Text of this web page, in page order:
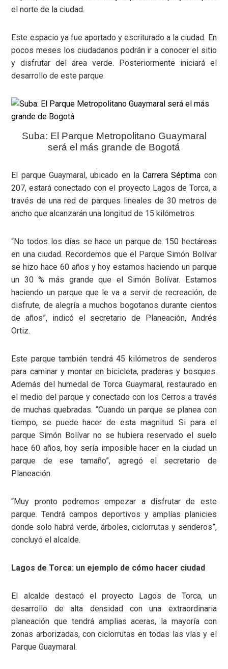
el norte de la ciudad.
Este espacio ya fue aportado y escriturado a la ciudad. En
pocos meses los ciudadanos podrán ir a conocer el sitio
y disfrutar del área verde. Posteriormente iniciará el
desarrollo de este parque.
Suba: El Parque Metropolitano Guaymaral
será el más grande de Bogotá
El parque Guaymaral, ubicado en laCarrera Séptima con
207, estará conectado con el proyecto Lagos de Torca, a
través de una red de parques lineales de 30 metros de
ancho que alcanzarán una longitud de 15 kilómetros.
“No todos los días se hace un parque de 150 hectáreas
en una ciudad. Recordemos que el Parque Simón Bolívar
se hizo hace 60 años y hoy estamos haciendo un parque
un 30 % más grande que el Simón Bolívar. Estamos
haciendo un parque que le va a servir de recreación, de
disfrute, de alegría a muchos bogotanos durante cientos
de años”, indicó el secretario de Planeación, Andrés
Ortiz.
Este parque también tendrá 45 kilómetros de senderos
para caminar y montar en bicicleta, praderas y bosques.
Además del humedal de Torca Guaymaral, restaurado en
el medio del parque y conectado con los Cerros a través
de muchas quebradas. “Cuando un parque se planea con
tiempo, se puede hacer de esta magnitud. Si para el
parque Simón Bolívar no se hubiera reservado el suelo
hace 60 años, hoy sería imposible hacer en la ciudad un
parque de ese tamaño”, agregó el secretario de
Planeación.
“Muy pronto podremos empezar a disfrutar de este
parque. Tendrá campos deportivos y amplías planicies
donde solo habrá verde, árboles, ciclorrutas y senderos”,
concluyó el alcalde.
Lagos de Torca: un ejemplo de cómo hacer ciudad
El alcalde destacó el proyecto Lagos de Torca, un
desarrollo de alta densidad con una extraordinaria
planeación que tendrá amplias aceras, la mayoría con
zonas arborizadas, con ciclorrutas en todas las vías y el
Parque Guaymaral.